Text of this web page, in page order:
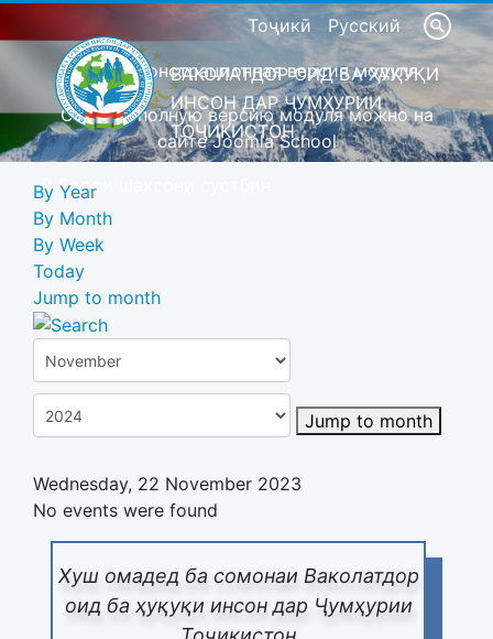
Тоҷикӣ Русский
Это демонстрационная версия модуля
Скачать полную версию модуля можно на
сайте Joomla School
Барои шахсони сустбин
ВАКОЛАТДОР ОИД БА ҲУҚУҚИ
ИНСОН ДАР ҶУМҲУРИИ
ТОҶИКИСТОН
Хуш омадед ба сомонаи Ваколатдор
оид ба ҳуқуқи инсон дар Ҷумҳурии
By Year
By Month
By Week
Today
Jump to month
Jump to month
Wednesday, 22 November 2023
No events were found